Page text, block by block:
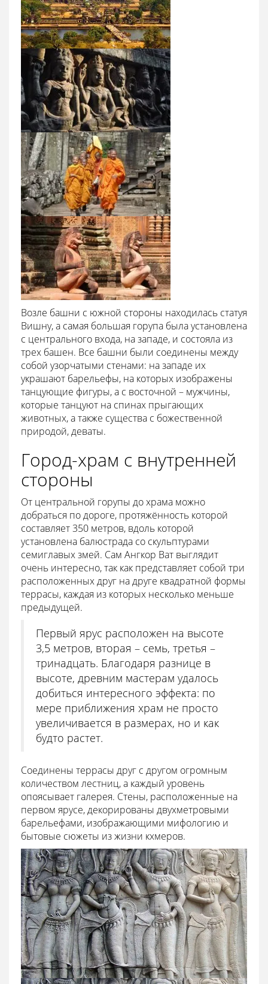
Возле башни с южной стороны находилась статуя
Вишну, а самая большая горупа была установлена
с центрального входа, на западе, и состояла из
трех башен. Все башни были соединены между
собой узорчатыми стенами: на западе их
украшают барельефы, на которых изображены
танцующие фигуры, а с восточной – мужчины,
которые танцуют на спинах прыгающих
животных, а также существа с божественной
природой, деваты.
Город-храм с внутренней
стороны
От центральной горупы до храма можно
добраться по дороге, протяжённость которой
составляет 350 метров, вдоль которой
установлена балюстрада со скульптурами
семиглавых змей. Сам Ангкор Ват выглядит
очень интересно, так как представляет собой три
расположенных друг на друге квадратной формы
террасы, каждая из которых несколько меньше
предыдущей.
Первый ярус расположен на высоте
3,5 метров, вторая – семь, третья –
тринадцать. Благодаря разнице в
высоте, древним мастерам удалось
добиться интересного эффекта: по
мере приближения храм не просто
увеличивается в размерах, но и как
будто растет.
Соединены террасы друг с другом огромным
количеством лестниц, а каждый уровень
опоясывает галерея. Стены, расположенные на
первом ярусе, декорированы двухметровыми
барельефами, изображающими мифологию и
бытовые сюжеты из жизни кхмеров.